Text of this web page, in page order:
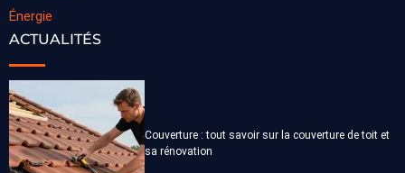
Énergie
ACTUALITÉS
Couverture : tout savoir sur la couverture de toit et
sa rénovation